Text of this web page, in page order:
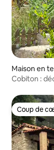
Maison en
Cobiton :
Coup de
Coup de